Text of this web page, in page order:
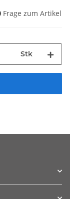
Frage zum Artikel
Stk